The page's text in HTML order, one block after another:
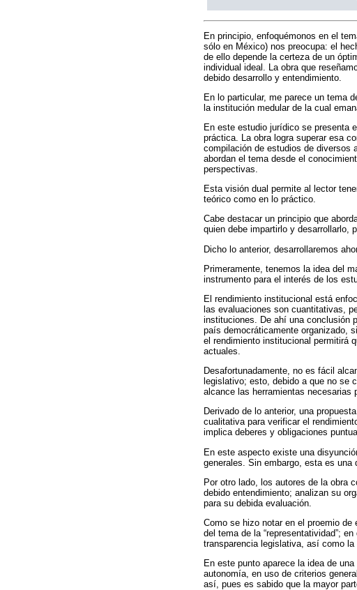
En principio, enfoquémonos en el
sólo en México) nos preocupa: el
de ello depende la certeza de un
individual ideal. La obra que
debido desarrollo y entendimiento.
En lo particular, me parece un tema
la institución medular de la cual
En este estudio jurídico se presenta
práctica. La obra logra superar esa
compilación de estudios de diversos
abordan el tema desde el
perspectivas.
Esta visión dual permite al lector
teórico como en lo práctico.
Cabe destacar un principio que
quien debe impartirlo y desarrollarlo,
Dicho lo anterior, desarrollaremos
Primeramente, tenemos la idea del
instrumento para el interés de los
El rendimiento institucional está
las evaluaciones son cuantitativas,
instituciones. De ahí una conclusión
país democráticamente organizado,
el rendimiento institucional permitirá
actuales.
Desafortunadamente, no es fácil
legislativo; esto, debido a que no se
alcance las herramientas necesarias
Derivado de lo anterior, una
cualitativa para verificar el
implica deberes y obligaciones
En este aspecto existe una
generales. Sin embargo, esta es una
Por otro lado, los autores de la obra
debido entendimiento; analizan su
para su debida evaluación.
Como se hizo notar en el proemio
del tema de la “representatividad”;
transparencia legislativa, así como
En este punto aparece la idea de
autonomía, en uso de criterios
así, pues es sabido que la mayor